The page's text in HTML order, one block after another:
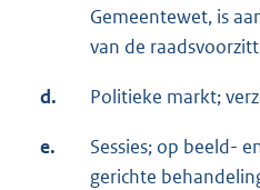
Gemeentewet, is
van de
d. Politieke markt;
e.
Sessies; op beeld-
gerichte